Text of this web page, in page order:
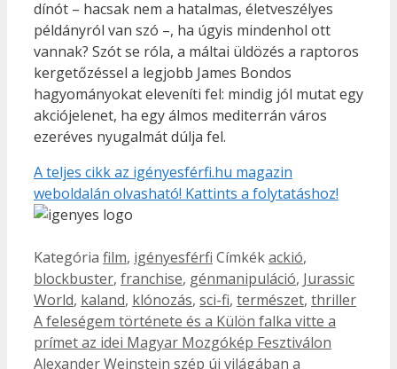
dínót – hacsak nem a hatalmas, életveszélyes
példányról van szó –, ha úgyis mindenhol ott
vannak? Szót se róla, a máltai üldözés a raptoros
kergetőzéssel a legjobb James Bondos
hagyományokat eleveníti fel: mindig jól mutat egy
akciójelenet, ha egy álmos mediterrán város
ezeréves nyugalmát dúlja fel.
A teljes cikk az igényesférfi.hu magazin
weboldalán olvasható! Kattints a folytatáshoz!
Kategória film, igényesférfi Címkékackió,
blockbuster, franchise, génmanipuláció, Jurassic
World, kaland, klónozás, sci-fi, természet, thriller
A feleségem története és a Külön falka vitte a
prímet az idei Magyar Mozgókép Fesztiválon
Alexander Weinstein szép új világában a